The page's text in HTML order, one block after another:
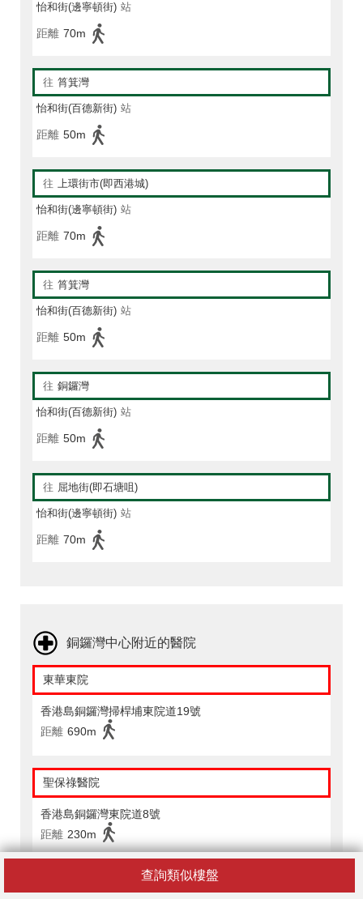
查詢類似樓盤
怡和街(邊寧頓街) 站
距離 70m
往 筲箕灣
怡和街(百德新街) 站
距離 50m
往 上環街市(即西港城)
怡和街(邊寧頓街) 站
距離 70m
往 筲箕灣
怡和街(百德新街) 站
距離 50m
往 銅鑼灣
怡和街(百德新街) 站
距離 50m
往 屈地街(即石塘咀)
怡和街(邊寧頓街) 站
距離 70m
銅鑼灣中心附近的醫院
東華東院
香港島銅鑼灣掃桿埔東院道19號
距離 690m
聖保祿醫院
香港島銅鑼灣東院道8號
距離 230m